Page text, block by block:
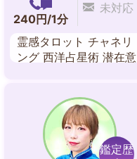
240円/1分
未対応
霊感タロット チャネリ
ング 西洋占星術 潜在意
鑑定歴